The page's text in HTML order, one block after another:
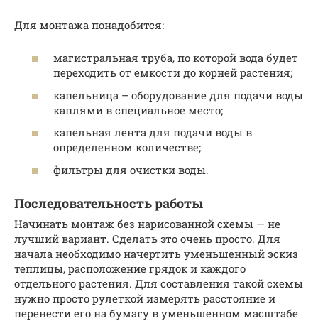
Для монтажа понадобится:
магистральная труба, по которой вода будет
переходить от емкости до корней растения;
капельница – оборудование для подачи воды
каплями в специальное место;
капельная лента для подачи воды в
определенном количестве;
фильтры для очистки воды.
Последовательность работы
Начинать монтаж без нарисованной схемы — не
лучший вариант. Сделать это очень просто. Для
начала необходимо начертить уменьшенный эскиз
теплицы, расположение грядок и каждого
отдельного растения. Для составления такой схемы
нужно просто рулеткой измерять расстояние и
перенести его на бумагу в уменьшенном масштабе